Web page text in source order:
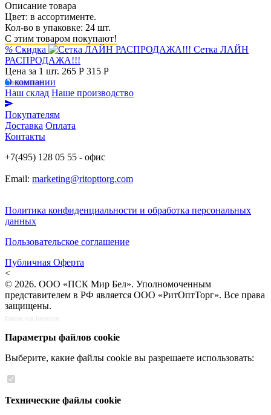
Описание товара
Цвет: в ассортименте.
Кол-во в упаковке: 24 шт.
С этим товаром покупают!
% Скидка
Сетка ЛАЙН
РАСПРОДАЖА!!!
Цена за 1 шт. 265 Р 315 P
О компании
Наш склад Наше производство
Покупателям
Доставка Оплата
Контакты
+7(495) 128 05 55 - офис
Email: marketing@ritopttorg.com
Политика конфиденциальности и обработка персональных
данных
Пользовательское соглашение
Публичная Оферта
<
© 2026. ООО «ПСК Мир Бел». Уполномоченным
представителем в РФ является ООО «РитОптТорг». Все права
защищены.
Версия для Беларуси
Параметры файлов cookie
Выберите, какие файлы cookie вы разрешаете использовать:
Технические файлы cookie